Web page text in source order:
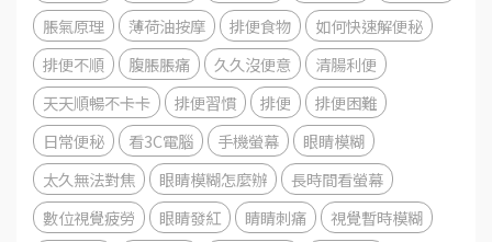
脹氣原理
薄荷油按摩 排便食物
如何快速解便秘
排便不順
腹脹脹痛 久久沒便意
清腸利便
天天順暢不卡卡
排便習慣 排便
排便困難
日常便秘
看3C電腦 手機螢幕
眼睛模糊
太久無法對焦
眼睛模糊怎麼辦
長時間看螢幕
數位視覺疲勞
眼睛發紅 睛睛刺痛
視覺暫時模糊